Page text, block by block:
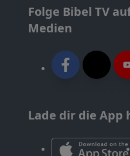
Folge Bibel TV
Medien
Lade dir die App